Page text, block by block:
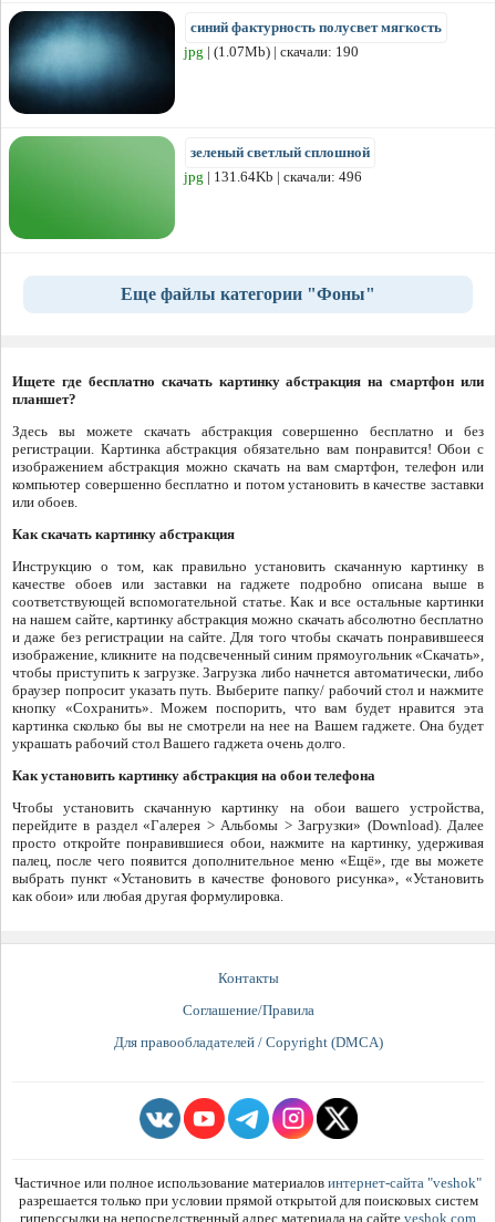
синий фактурность полусвет мягкость
jpg | (1.07Mb) | скачали: 190
зеленый светлый сплошной
jpg | 131.64Kb | скачали: 496
Еще файлы категории "Фоны"
Ищете где бесплатно скачать картинку абстракция на смартфон или
планшет?
Здесь вы можете скачать абстракция совершенно бесплатно и без
регистрации. Картинка абстракция обязательно вам понравится! Обои с
изображением абстракция можно скачать на вам смартфон, телефон или
компьютер совершенно бесплатно и потом установить в качестве заставки
или обоев.
Как скачать картинку абстракция
Инструкцию о том, как правильно установить скачанную картинку в
качестве обоев или заставки на гаджете подробно описана выше в
соответствующей вспомогательной статье. Как и все остальные картинки
на нашем сайте, картинку абстракция можно скачать абсолютно бесплатно
и даже без регистрации на сайте. Для того чтобы скачать понравившееся
изображение, кликните на подсвеченный синим прямоугольник «Скачать»,
чтобы приступить к загрузке. Загрузка либо начнется автоматически, либо
браузер попросит указать путь. Выберите папку/ рабочий стол и нажмите
кнопку «Сохранить». Можем поспорить, что вам будет нравится эта
картинка сколько бы вы не смотрели на нее на Вашем гаджете. Она будет
украшать рабочий стол Вашего гаджета очень долго.
Как установить картинку абстракция на обои телефона
Чтобы установить скачанную картинку на обои вашего устройства,
перейдите в раздел «Галерея > Альбомы > Загрузки» (Download). Далее
просто откройте понравившиеся обои, нажмите на картинку, удерживая
палец, после чего появится дополнительное меню «Ещё», где вы можете
выбрать пункт «Установить в качестве фонового рисунка», «Установить
как обои» или любая другая формулировка.
Контакты
Соглашение/Правила
Для правообладателей / Copyright (DMCA)
Частичное или полное использование материалов интернет-сайта "veshok"
разрешается только при условии прямой открытой для поисковых систем
гиперссылки на непосредственный адрес материала на сайте veshok.com